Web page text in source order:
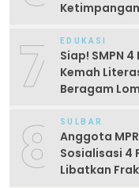
7 EDUKASI
Siap! SMPN
Kemah
Beragam
8 SULBAR
Anggota
Sosialisasi 4
Libatkan